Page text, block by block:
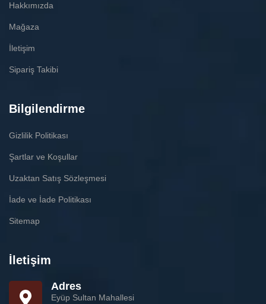
Hakkımızda
Mağaza
İletişim
Sipariş Takibi
Bilgilendirme
Gizlilik Politikası
Şartlar ve Koşullar
Uzaktan Satış Sözleşmesi
İade ve İade Politikası
Sitemap
İletişim
Adres
Eyüp Sultan Mahallesi